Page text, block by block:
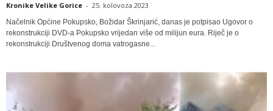
Kronike Velike Gorice - 25. kolovoza 2023
Načelnik Općine Pokupsko, Božidar Škrinjarić, danas je potpisao Ugovor o
rekonstrukciji DVD-a Pokupsko vrijedan više od milijun eura. Riječ je o
rekonstrukciji Društvenog doma vatrogasne...